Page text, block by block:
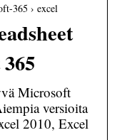
365 › excel
Microsoft
versioita
2010, Excel